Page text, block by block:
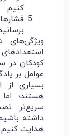
کنیم.
ویژگی‌های
کودکان در
عوامل بر
بسیاری از
هستند؛
سریع‌تر
داشته
هدایت کنیم.